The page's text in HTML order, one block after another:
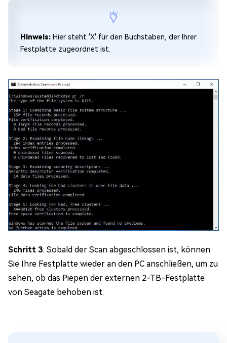
Hinweis: Hier steht 'X' für den Buchstaben, der Ihrer
Festplatte zugeordnet ist.
Schritt 3: Sobald der Scan abgeschlossen ist, können
Sie Ihre Festplatte wieder an den PC anschließen, um zu
sehen, ob das Piepen der externen 2-TB-Festplatte
von Seagate behoben ist.